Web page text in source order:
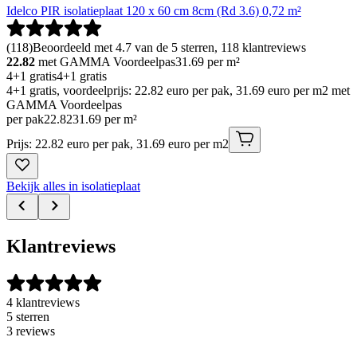
Idelco PIR isolatieplaat 120 x 60 cm 8cm (Rd 3.6) 0,72 m²
(118)Beoordeeld met 4.7 van de 5 sterren, 118 klantreviews
22.82 met GAMMA Voordeelpas31.69 per m²
4+1 gratis4+1 gratis
4+1 gratis, voordeelprijs: 22.82 euro per pak, 31.69 euro per m2 met
GAMMA Voordeelpas
per pak22.8231.69 per m²
Prijs: 22.82 euro per pak, 31.69 euro per m2
Bekijk alles in isolatieplaat
Klantreviews
4 klantreviews
5 sterren
3 reviews